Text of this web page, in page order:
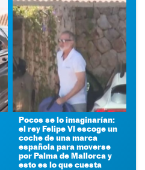
Pocos se lo imaginarían:
el rey Felipe VI escoge un
coche de una marca
española para moverse
por Palma de Mallorca y
esto es lo que cuesta